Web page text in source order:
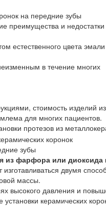
на передние зубы
преимущества и
естественного цвета эмали
в течение многих
стоимость изделий из
для многих пациентов.
протезов из
зубы
из фарфора или диоксида
двумя
массы.
высокого давления и
керамических